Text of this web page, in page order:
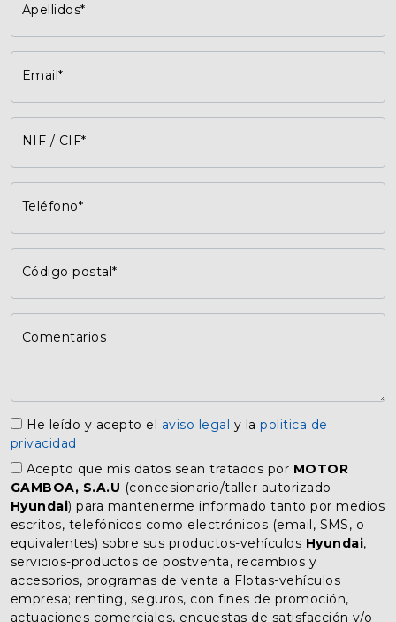
Apellidos*
Email*
NIF / CIF*
Teléfono*
Código postal*
Comentarios
He leído y acepto el aviso legal y lapolitica de
privacidad
Acepto que mis datos sean tratados por MOTOR
GAMBOA, S.A.U (concesionario/taller autorizado
Hyundai) para mantenerme informado tanto por medios
escritos, telefónicos como electrónicos (email, SMS, o
equivalentes) sobre sus productos-vehículos Hyundai,
servicios-productos de postventa, recambios y
accesorios, programas de venta a Flotas-vehículos
empresa; renting, seguros, con fines de promoción,
actuaciones comerciales, encuestas de satisfacción y/o